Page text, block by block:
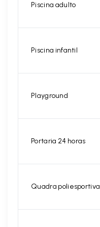
Piscina adulto
Piscina infantil
Playground
Portaria 24 horas
Quadra poliesportiva